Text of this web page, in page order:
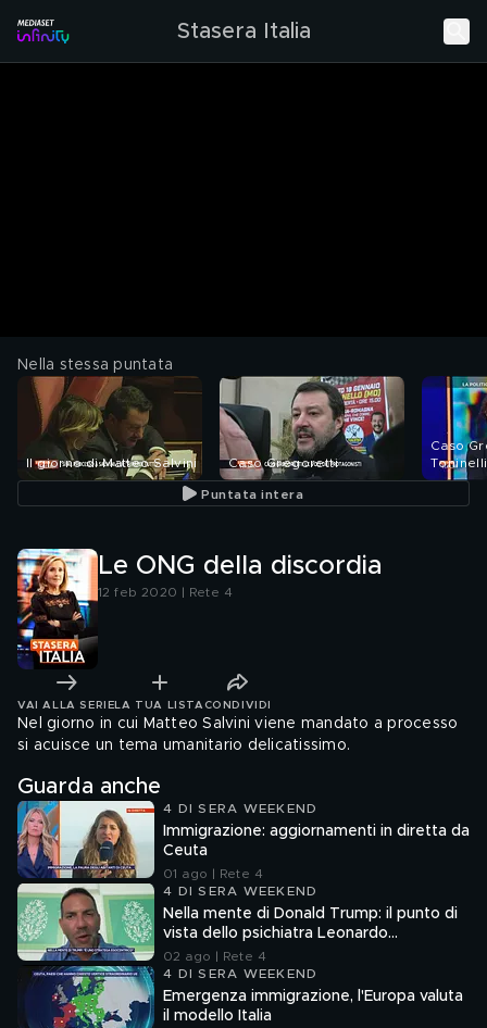
Stasera Italia
Nella stessa puntata
Il giorno di Matteo Salvini Caso Gregoretti
Caso
Puntata intera
Le ONG della discordia
12 feb 2020 | Rete 4
VAI ALLA SERIE LA TUA LISTA CONDIVIDI
Nel giorno in cui Matteo Salvini viene mandato a processo
si acuisce un tema umanitario delicatissimo.
Guarda anche
4 DI SERA WEEKEND
Immigrazione: aggiornamenti in diretta da
Ceuta
01 ago | Rete 4
4 DI SERA WEEKEND
Nella mente di Donald Trump: il punto di
vista dello psichiatra Leonardo
Mendolicchio
02 ago | Rete 4
4 DI SERA WEEKEND
Emergenza immigrazione, l'Europa valuta
il modello Italia